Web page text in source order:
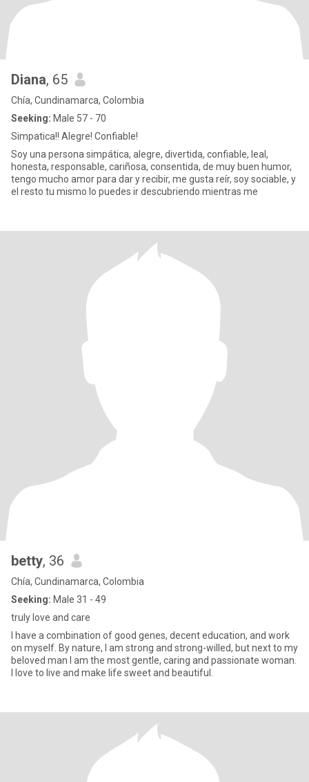
Diana, 65
Chía, Cundinamarca, Colombia
Seeking: Male 57 - 70
Simpatica!! Alegre! Confiable!
Soy una persona simpática, alegre, divertida, confiable, leal,
honesta, responsable, cariñosa, consentida, de muy buen humor,
tengo mucho amor para dar y recibir, me gusta reír, soy sociable, y
el resto tu mismo lo puedes ir descubriendo mientras me
betty, 36
Chía, Cundinamarca, Colombia
Seeking: Male 31 - 49
truly love and care
I have a combination of good genes, decent education, and work
on myself. By nature, I am strong and strong-willed, but next to my
beloved man I am the most gentle, caring and passionate woman.
I love to live and make life sweet and beautiful.